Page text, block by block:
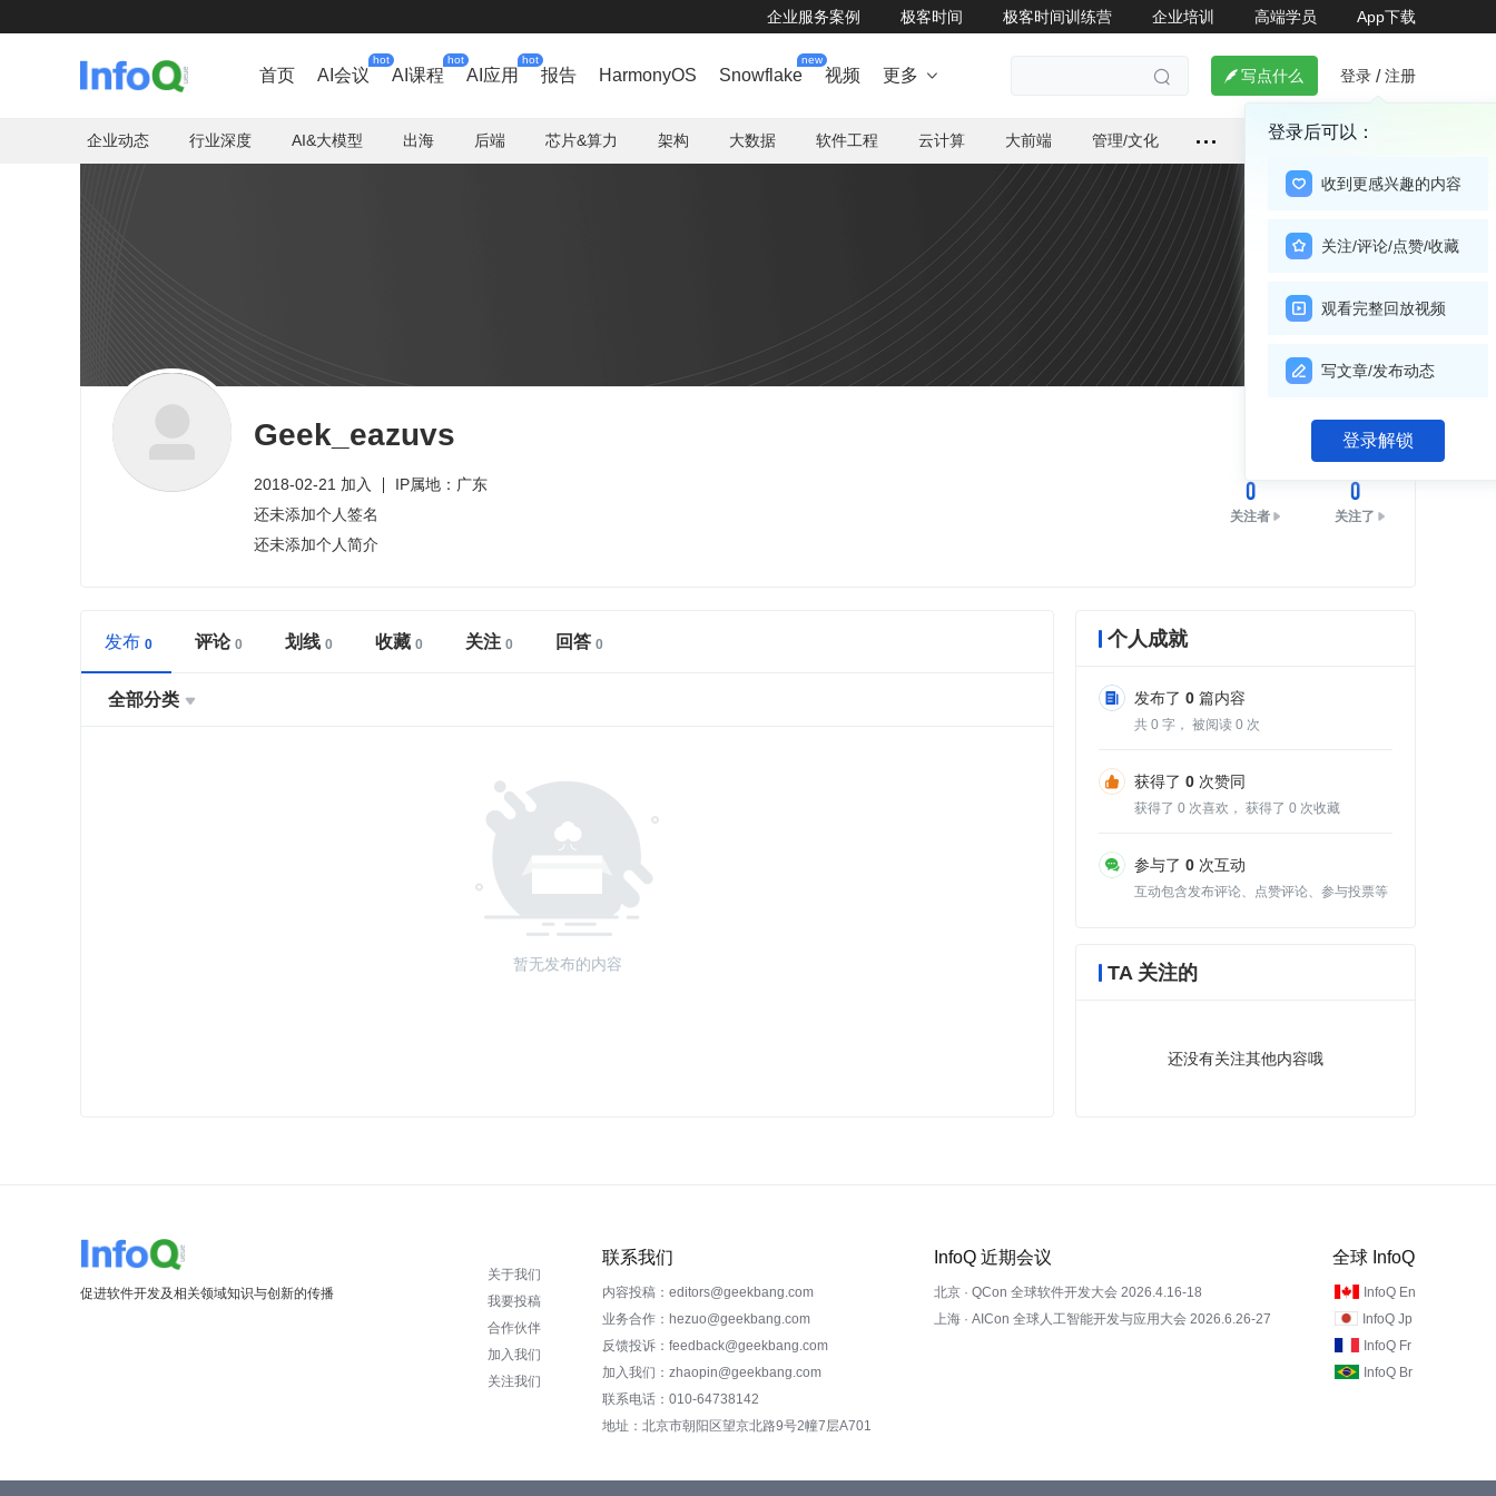
企业服务案例 极客时间 极客时间训练营 企业培训 高端学员 App下载
首页 AI会议
hot
AI课程
hot
AI应用
hot
报告 HarmonyOS Snowflake
new
视频 更多    写点什么 登录 / 注册
登录后可以：
收到更感兴趣的内容
关注/评论/点赞/收藏
观看完整回放视频
写文章/发布动态
登录解锁
企业动态 行业深度 AI&大模型 出海 后端 芯片&算力 架构 大数据 软件工程 云计算 大前端 管理/文化
Geek_eazuvs
2018-02-21 加入
IP属地：广东
还未添加个人签名
还未添加个人简介
关注
0
关注者
0
关注了
发布 评论 划线 收藏 关注 回答
全部分类 
暂无发布的内容
个人成就
发布了 0 篇内容
共 0 字， 被阅读 0 次
获得了 0 次赞同
获得了 0 次喜欢， 获得了 0 次收藏
参与了 0 次互动
互动包含发布评论、点赞评论、参与投票等
TA 关注的
还没有关注其他内容哦
促进软件开发及相关领域知识与创新的传播
关于我们
我要投稿
合作伙伴
加入我们
关注我们
联系我们
内容投稿：editors@geekbang.com
业务合作：hezuo@geekbang.com
反馈投诉：feedback@geekbang.com
加入我们：zhaopin@geekbang.com
联系电话：010-64738142
地址：北京市朝阳区望京北路9号2幢7层A701
InfoQ 近期会议
北京 · QCon 全球软件开发大会 2026.4.16-18
上海 · AICon 全球人工智能开发与应用大会 2026.6.26-27
全球 InfoQ
InfoQ En
InfoQ Jp
InfoQ Fr
InfoQ Br